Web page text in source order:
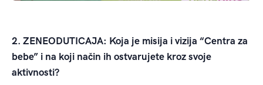
2. ZENEODUTICAJA: Koja je misija i vizija “Centra za
bebe” i na koji način ih ostvarujete kroz svoje
aktivnosti?